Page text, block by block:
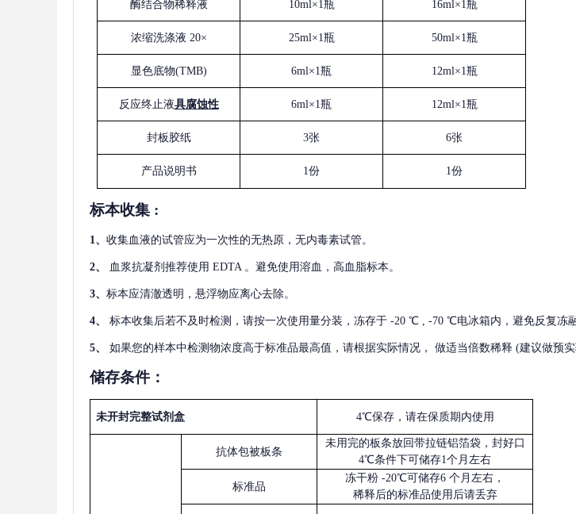
酶结合物稀释液 10ml×1瓶 16ml×1瓶
浓缩洗涤液 20× 25ml×1瓶 50ml×1瓶
显色底物(TMB) 6ml×1瓶 12ml×1瓶
反应终止液具腐蚀性 6ml×1瓶 12ml×1瓶
封板胶纸 3张 6张
产品说明书 1份 1份
标本收集 :
1、 收集血液的试管应为一次性的无热原，无内毒素试管。
2、 血浆抗凝剂推荐使用 EDTA 。避免使用溶血，高血脂标本。
3、 标本应清澈透明，悬浮物应离心去除。
4、 标本收集后若不及时检测，请按一次使用量分装，冻存于 -20 ℃ , -70 ℃电冰箱内，避免反复冻融
5、 如果您的样本中检测物浓度高于标准品最高值，请根据实际情况， 做适当倍数稀释 (建议做预
储存条件：
未开封完整试剂盒 4℃保存，请在保质期内使用
抗体包被板条
未用完的板条放回带拉链铝箔袋，封好口
4℃条件下可储存1个月左右
标准品
冻干粉 -20℃可储存6 个月左右，
稀释后的标准品使用后请丢弃